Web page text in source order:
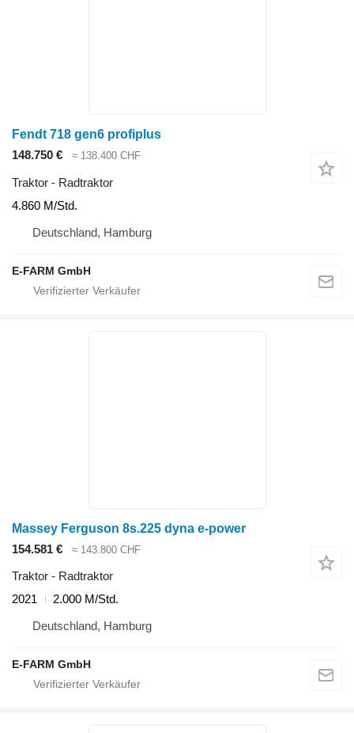
Fendt 718 gen6 profiplus
148.750 €
≈ 138.400 CHF
Traktor - Radtraktor
4.860 M/Std.
Deutschland, Hamburg
E-FARM GmbH
Massey Ferguson 8s.225 dyna e-power
154.581 €
≈ 143.800 CHF
Traktor - Radtraktor
2021
2.000 M/Std.
Deutschland, Hamburg
E-FARM GmbH